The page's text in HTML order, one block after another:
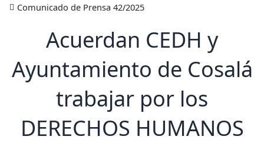
Comunicado de Prensa 42/2025
Acuerdan CEDH y
Ayuntamiento de Cosalá
trabajar por los
DERECHOS HUMANOS